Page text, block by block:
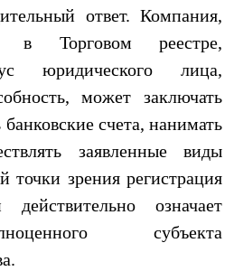
ответ. Компания,
в Торговом реестре,
юридического лица,
может заключать
счета, нанимать
заявленные виды
точки зрения регистрация
означает
субъекта